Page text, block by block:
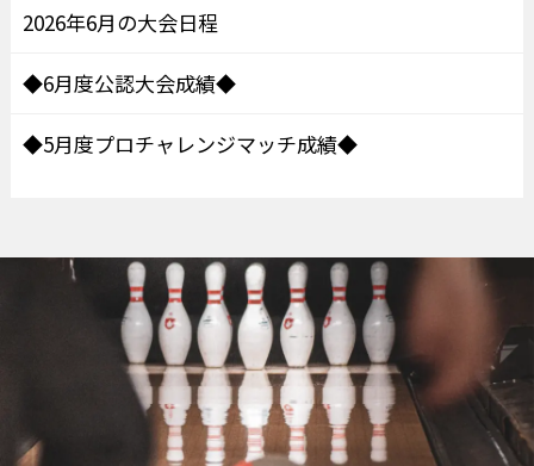
2026年6月の大会日程
◆6月度公認大会成績◆
◆5月度プロチャレンジマッチ成績◆